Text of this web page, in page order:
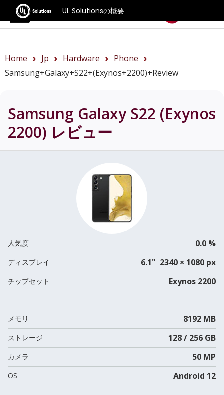
UL Solutionsの概要
ベンチマーク
Home Jp Hardware
Phone
Samsung+Galaxy+S22+(Exynos+2200)+review
Samsung Galaxy S22 (Exynos
2200) レビュー
人気度 0.0 %
ディスプレイ 6.1" 2340 × 1080 px
チップセット Exynos 2200
メモリ 8192 MB
ストレージ 128 / 256 GB
カメラ 50 MP
OS Android 12